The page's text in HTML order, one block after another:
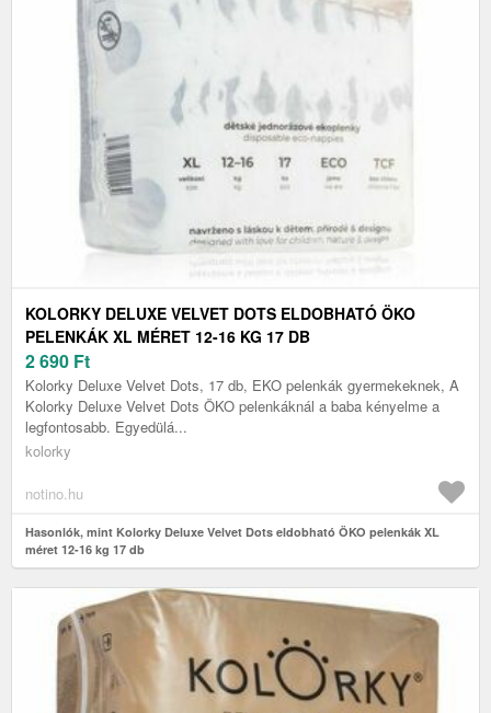
KOLORKY DELUXE VELVET DOTS ELDOBHATÓ ÖKO
PELENKÁK XL MÉRET 12-16 KG 17 DB
2 690 Ft
Kolorky Deluxe Velvet Dots, 17 db, EKO pelenkák gyermekeknek, A
Kolorky Deluxe Velvet Dots ÖKO pelenkáknál a baba kényelme a
legfontosabb. Egyedülá...
kolorky
notino.hu
Hasonlók, mint Kolorky Deluxe Velvet Dots eldobható ÖKO pelenkák XL
méret 12-16 kg 17 db